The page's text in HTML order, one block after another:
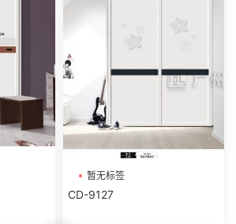
暂无标签
CD-9127